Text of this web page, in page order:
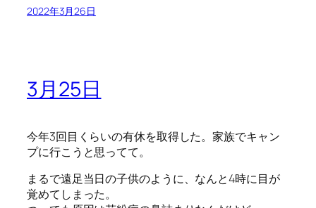
2022年3月26日
3月25日
今年3回目くらいの有休を取得した。家族でキャン
プに行こうと思ってて。
まるで遠足当日の子供のように、なんと4時に目が
覚めてしまった。